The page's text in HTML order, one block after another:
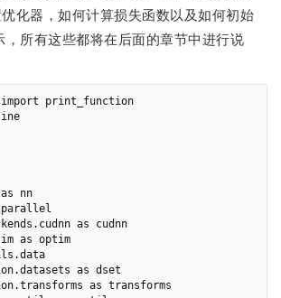
化器，如何计算损失函数以及如何初始
所有这些都将在后面的章节中进行说
import print_function
nn
as cudnn
as optim
as dset
as transforms